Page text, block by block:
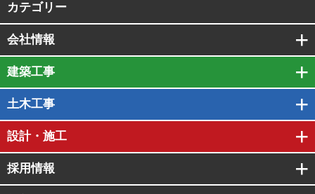
カテゴリー
会社情報
建築工事
土木工事
設計・施工
採用情報